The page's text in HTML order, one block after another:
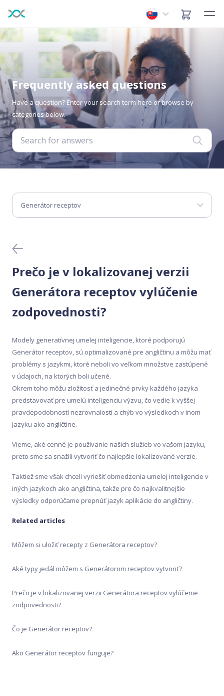
Frequently asked questions
Have a question? Enter your search term here or browse by
categories below.
Generátor receptov
Lekárske testy DNA
Meal Analyser
Mobilná aplikácia
Nákup a aktivácia
Ochrana údajov
Odber vzorky
Pred nákupom
Výsledky testov
Prečo je v lokalizovanej verzii
Generátora receptov vylúčenie
zodpovednosti?
Modely generatívnej umelej inteligencie, ktoré podporujú
Generátor receptov, sú optimalizované pre angličtinu a môžu mať
problémy s jazykmi, ktoré neboli vo veľkom množstve zastúpené
v údajoch, na ktorých boli učené.
Okrem toho môžu zložitosť a jedinečné prvky každého jazyka
predstavovať pre umelú inteligenciu výzvu, čo vedie k vyššej
pravdepodobnosti nezrovnalostí a chýb vo výsledkoch v inom
jazyku ako angličtine.
Vieme, aké cenné je používanie našich služieb vo vašom jazyku,
preto sme sa snažili vytvoriť čo najlepšie lokalizované verzie.
Taktiež sme však chceli vyriešiť obmedzenia umelej inteligencie v
iných jazykoch ako angličtina, takže pre čo najkvalitnejšie
výsledky odporúčame prepnúť jazyk aplikácie do angličtiny.
Related articles
Môžem si uložiť recepty z Generátora receptov?
Aké typy jedál môžem s Generátorom receptov vytvoriť?
Prečo je v lokalizovanej verzii Generátora receptov vylúčenie
zodpovednosti?
Čo je Generátor receptov?
Ako Generátor receptov funguje?